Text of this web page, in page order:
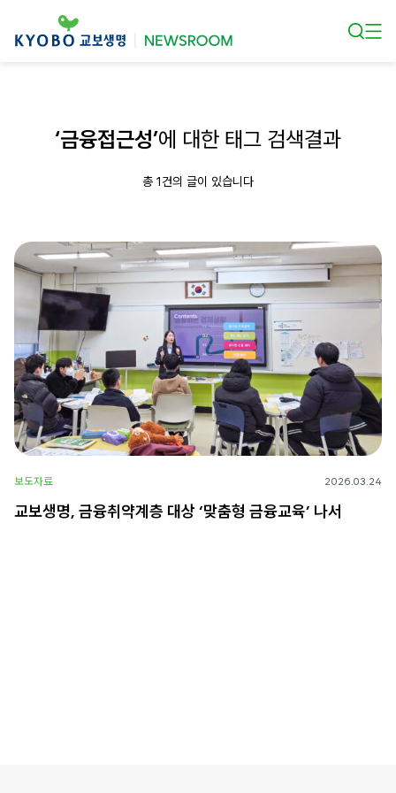
‘금융접근성’에 대한 태그 검색결과
총 1건의 글이 있습니다
보도자료 2026.03.24
교보생명, 금융취약계층 대상 ‘맞춤형 금융교육’ 나서